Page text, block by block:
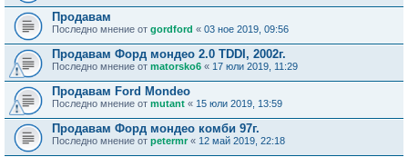
Продавам
Последно мнение от gordford « 03 ное 2019, 09:56
Продавам Форд мондео 2.0 TDDI, 2002г.
Последно мнение от matorsko6 « 17 юли 2019, 11:29
Продавам Ford Mondeo
Последно мнение от mutant « 15 юли 2019, 13:59
Продавам Форд мондео комби 97г.
Последно мнение от petermr « 12 май 2019, 22:18